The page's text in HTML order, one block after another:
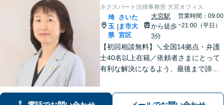
ネクスパート法律事務所 大宮オフィス
埼
玉
県
|
さいた
ま市大
宮区
大宮駅
から徒歩
3分
営業時間：09:00
~21:00（平日）
【初回相談無料】＼全国14拠点・弁護
士40名以上在籍／依頼者さまにとって
有利な解決になるよう、最後まで諦め
談ください【夜間・休日対応】